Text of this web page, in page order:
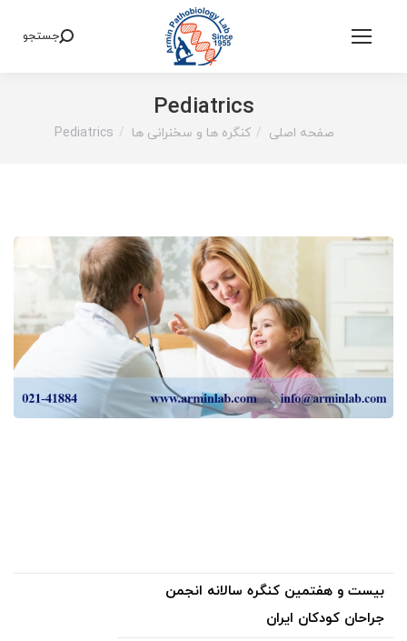
Search:
جستجو
Pediatrics
You are here:
صفحه اصلی کنگره ها و سخنرانی ها Pediatrics
بیست و هفتمین کنگره سالانه انجمن
جراحان کودکان ایران